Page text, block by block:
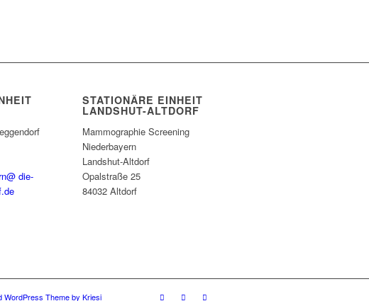
die-
STATIONÄRE EINHEIT
LANDSHUT-ALTDORF
Mammographie Screening
Niederbayern
Landshut-Altdorf
Opalstraße 25
84032 Altdorf
WordPress Theme by Kriesi